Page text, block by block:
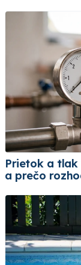
Prietok a tlak
a prečo